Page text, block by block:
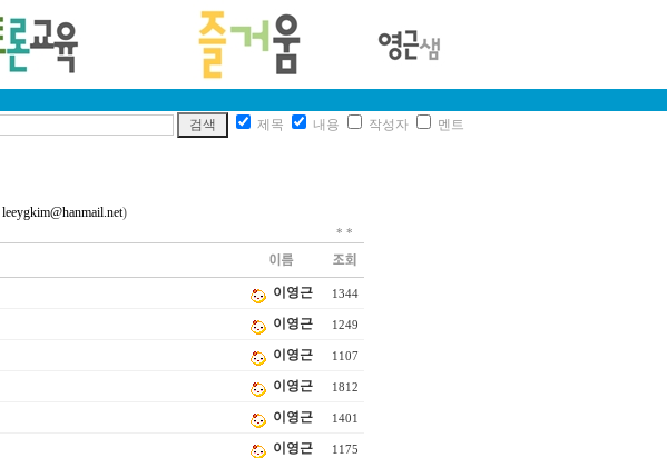
제목 내용 작성자 멘트
leeygkim@hanmail.net)
* *
이영근 1344
이영근 1249
이영근 1107
이영근 1812
이영근 1401
이영근 1175